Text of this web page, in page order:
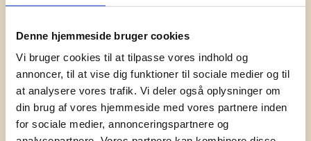
Denne hjemmeside bruger cookies
Vi bruger cookies til at tilpasse vores indhold og
annoncer, til at vise dig funktioner til sociale medier og til
at analysere vores trafik. Vi deler også oplysninger om
din brug af vores hjemmeside med vores partnere inden
for sociale medier, annonceringspartnere og
har ydet god personlig service til en
konkurrencedygtig pris siden 1991.